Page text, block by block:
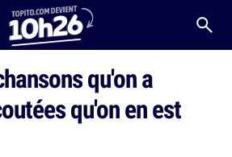
qu'on a
qu'on en est